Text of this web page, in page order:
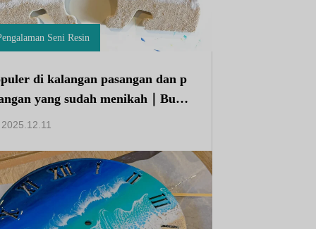
Seni Resin
di kalangan pasangan dan p
yang sudah menikah｜Buatl
“Seated Shisa” di workshop seni r
2025.12.11